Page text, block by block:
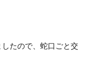
たので、蛇口ごと交